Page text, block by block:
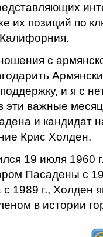
их позиций по
с
и я с
эти важные
и кандидат
Крис Холден.
19 июля 1960
Пасадены с
с 1989 г., Холден
в истории